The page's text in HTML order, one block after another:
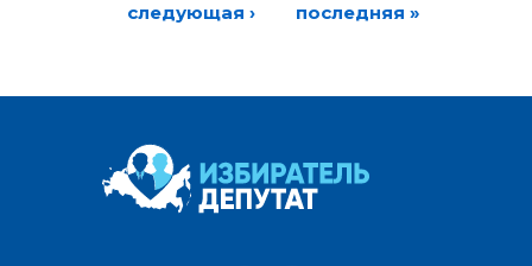
следующая ›
последняя »